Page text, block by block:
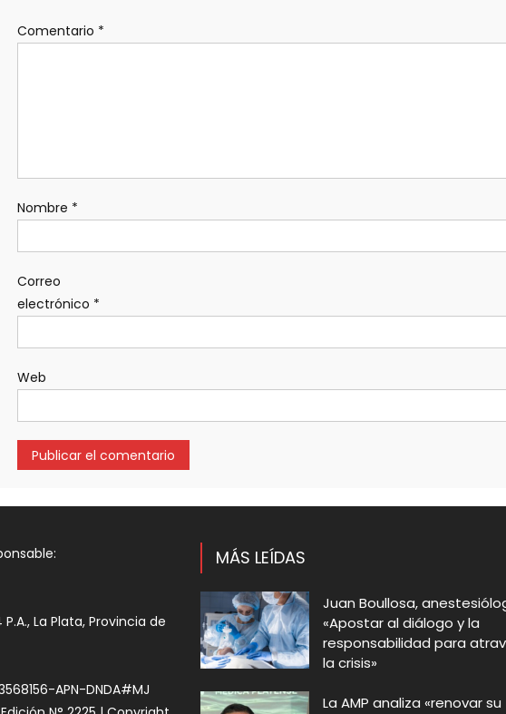
Comentario *
Nombre *
Correo
electrónico *
Web
La Plata, Provincia de
APN-DNDA#MJ
MÁS LEÍDAS
Juan Boullosa,
«Apostar al diálogo y la
responsabilidad para
la crisis»
La AMP analiza «renovar su